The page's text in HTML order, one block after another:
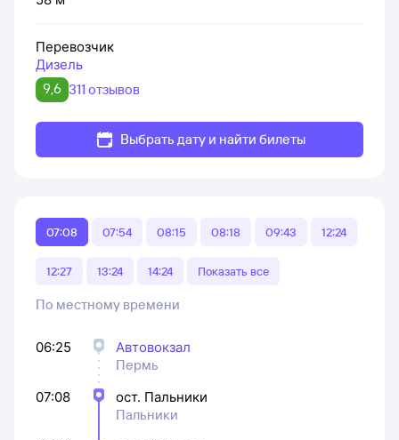
Перевозчик
Дизель
9,6 311 отзывов
Выбрать дату и найти билеты
07:08 07:54 08:15 08:18 09:43 12:24
12:27 13:24 14:24 Показать все
По местному времени
06:25
Автовокзал
Пермь
07:08
ост. Пальники
Пальники